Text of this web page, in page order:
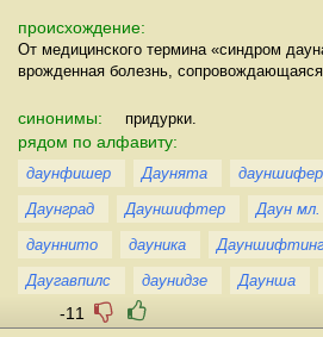
происхождение:
От медицинского термина «синдром
врожденная болезнь,
синонимы: придурки.
рядом по алфавиту:
даунфишер Даунята дауншифер
Даунград
Дауншифтер Даун мл.
дауннито
дауника Дауншифтинг
Даугавпилс
даунидзе Даунша
-11